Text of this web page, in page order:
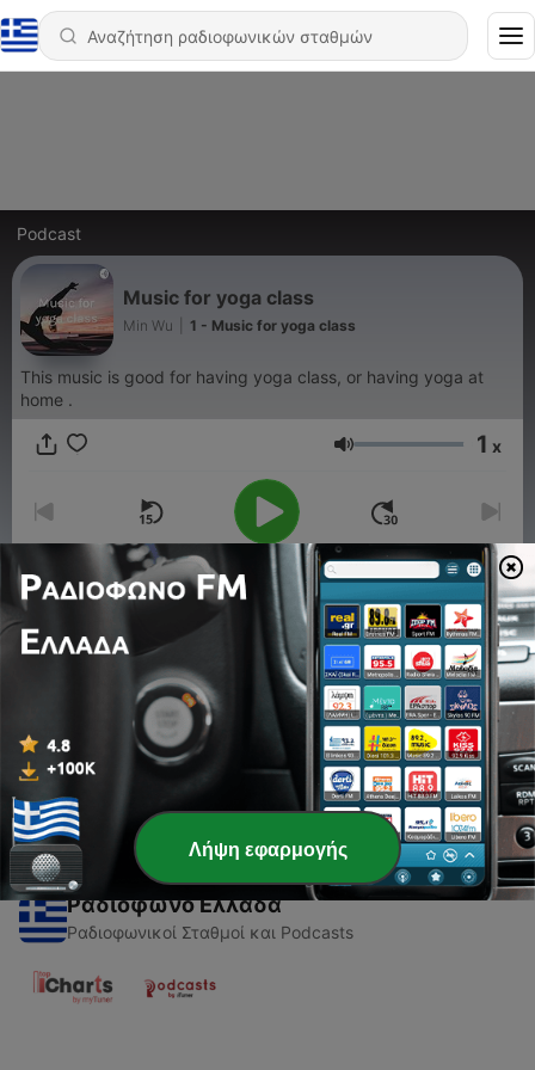
Podcast
Music for yoga class
Min Wu 1 - Music for yoga class
This music is good for having yoga class, or having yoga at
home .
Ένταση 1 x
00:00
Επεισόδια
Music for yoga class
22 Ιούν 2020
Ραδιόφωνο Ελλάδα
Ραδιοφωνικοί Σταθμοί και Podcasts
Λήψη εφαρμογής